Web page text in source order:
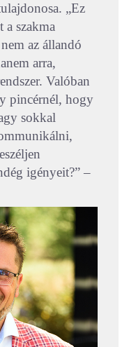
„Ez
szakma
az állandó
arra,
Valóban
pincérnél, hogy
sokkal
igényeit?” –